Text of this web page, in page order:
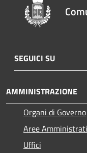
SEGUICI SU
AMMINISTRAZIONE
Organi di Governo
Aree
Uffici